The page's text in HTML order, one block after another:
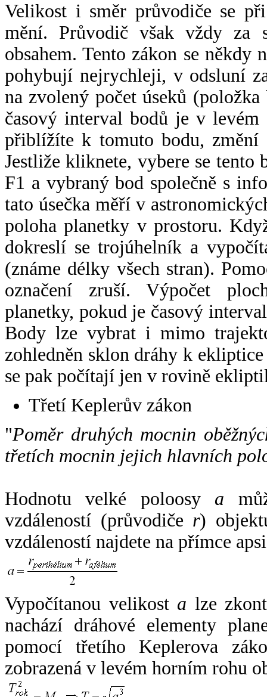
Velikost i směr průvodiče se
mění. Průvodič však vždy za
obsahem. Tento zákon se někdy
pohybují nejrychleji, v odsluní
na zvolený počet úseků
časový interval bodů je v
přiblížíte k tomuto bodu,
Jestliže kliknete, vybere se tento
F1 a vybraný bod společně s
tato úsečka měří v
poloha planetky v prostoru.
dokreslí se trojúhelník a
(známe délky všech stran).
označení zruší. Výpočet
planetky, pokud je časový
Body lze vybrat i mimo
zohledněn sklon dráhy k
se pak počítají jen v rovině
Třetí Keplerův zákon
"Poměr druhých mocnin
třetích mocnin jejich hlavních
Hodnotu velké poloosy a
vzdáleností (průvodiče r)
vzdáleností najdete na přímce
Vypočítanou velikost a lze
nachází dráhové elementy
pomocí třetího Keplerova
zobrazená v levém horním rohu